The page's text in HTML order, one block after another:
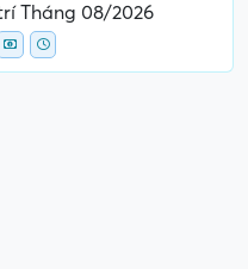
Tháng 08/2026